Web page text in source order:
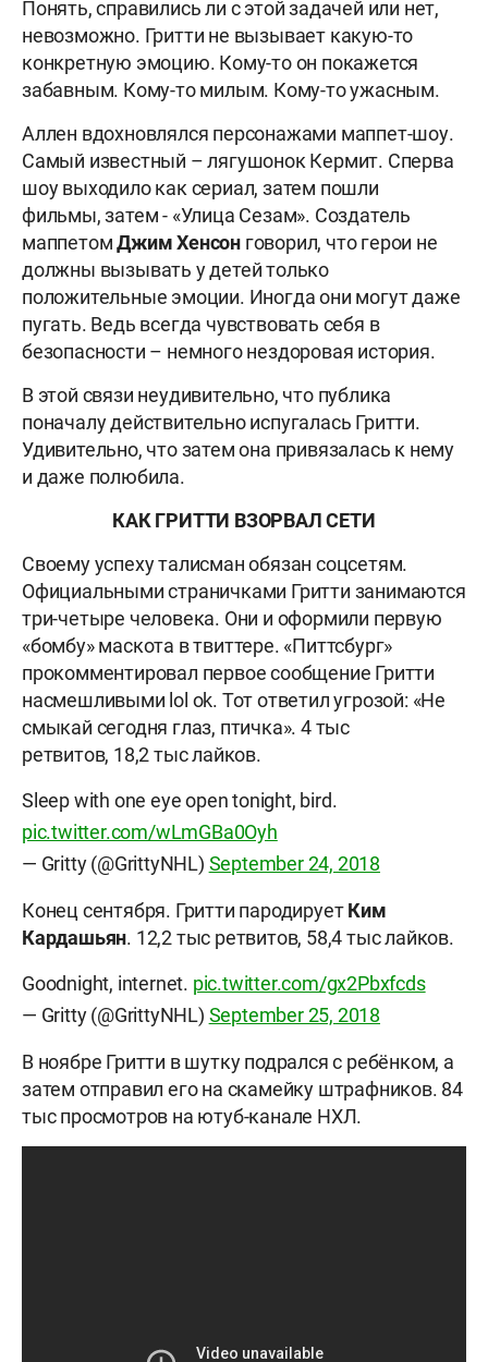
Понять, справились ли с этой задачей или нет,
невозможно. Гритти не вызывает какую-то
конкретную эмоцию. Кому-то он покажется
забавным. Кому-то милым. Кому-то ужасным.
Аллен вдохновлялся персонажами маппет-шоу.
Самый известный – лягушонок Кермит. Сперва
шоу выходило как сериал, затем пошли
фильмы, затем - «Улица Сезам». Создатель
маппетомДжимХенсон говорил, что герои не
должны вызывать у детей только
положительные эмоции. Иногда они могут даже
пугать. Ведь всегда чувствовать себя в
безопасности – немного нездоровая история.
В этой связи неудивительно, что публика
поначалу действительно испугалась Гритти.
Удивительно, что затем она привязалась к нему
и даже полюбила.
КАК ГРИТТИ ВЗОРВАЛ СЕТИ
Своему успеху талисман обязан соцсетям.
Официальными страничками Гритти занимаются
три-четыре человека. Они и оформили первую
«бомбу» маскота в твиттере. «Питтсбург»
прокомментировал первое сообщение Гритти
насмешливыми lol ok. Тот ответил угрозой: «Не
смыкай сегодня глаз, птичка». 4 тыс
ретвитов, 18,2 тыс лайков.
Sleep with one eye open tonight, bird.
pic.twitter.com/wLmGBa0Oyh
— Gritty (@GrittyNHL) September 24, 2018
Конец сентября. Гритти пародируетКим
Кардашьян. 12,2 тыс ретвитов, 58,4 тыс лайков.
Goodnight, internet. pic.twitter.com/gx2Pbxfcds
— Gritty (@GrittyNHL) September 25, 2018
В ноябре Гритти в шутку подрался с ребёнком, а
затем отправил его на скамейку штрафников. 84
тыс просмотров на ютуб-канале НХЛ.